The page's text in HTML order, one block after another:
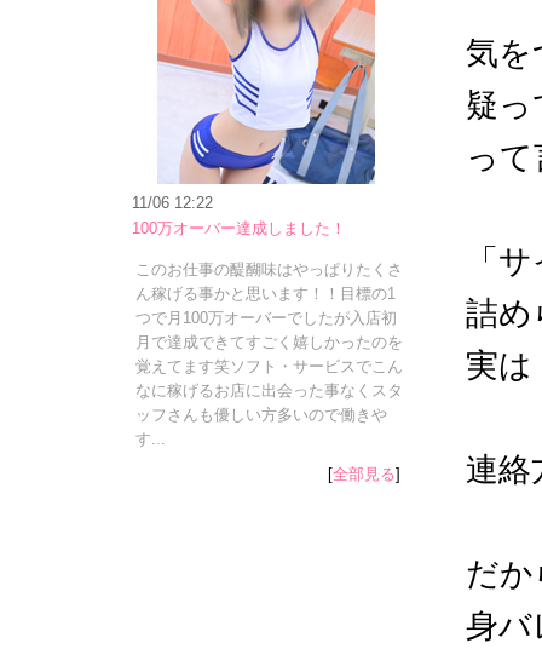
11/06 12:22
100万オーバー達成しました！
このお仕事の醍醐味はやっぱりたくさ
ん稼げる事かと思います！！目標の1
つで月100万オーバーでしたが入店初
月で達成できてすごく嬉しかったのを
覚えてます笑ソフト・サービスでこん
なに稼げるお店に出会った事なくスタ
ッフさんも優しい方多いので働きや
す...
[全部見る]
気を
疑っ
っ
「
詰め
実は
連絡
だか
身バ